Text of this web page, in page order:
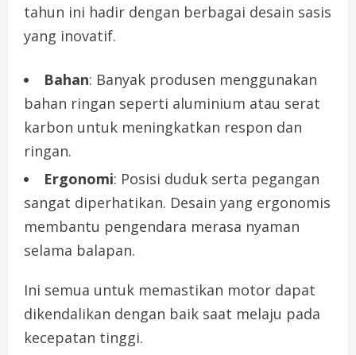
tahun ini hadir dengan berbagai desain sasis
yang inovatif.
Bahan: Banyak produsen menggunakan
bahan ringan seperti aluminium atau serat
karbon untuk meningkatkan respon dan
ringan.
Ergonomi: Posisi duduk serta pegangan
sangat diperhatikan. Desain yang ergonomis
membantu pengendara merasa nyaman
selama balapan.
Ini semua untuk memastikan motor dapat
dikendalikan dengan baik saat melaju pada
kecepatan tinggi.